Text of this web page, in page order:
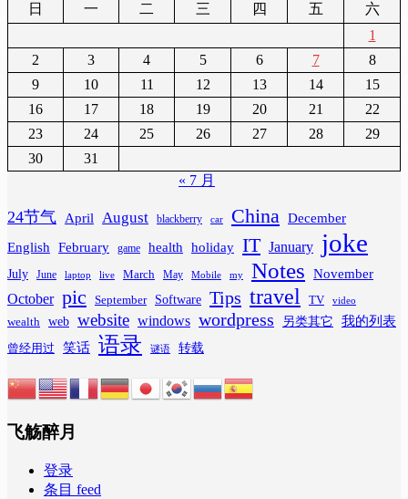
日
一 二 三 四 五
六
1
2
3 4 5 6 7
8
9
10 11 12 13 14
15
16
17 18 19 20 21
22
23
24 25 26 27 28
29
30
31
« 7 月
24节气 April August blackberry car China December
English
February game health holiday IT January joke
July June laptop live March May Mobile my Notes November
October pic September Software Tips travel TV video
wealth web website windows wordpress 另类其它 我的列表
曾经用过 笑话 语录 谜语 转载
飞觞醉月
登录
条目 feed